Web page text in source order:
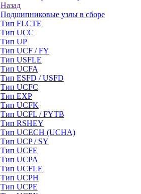
Назад
Подшипниковые узлы в сборе
Тип FLCTE
Тип UCC
Тип UP
Тип UCF / FY
Тип USFLE
Тип UCFA
Тип ESFD / USFD
Тип UCFC
Тип EXP
Тип UCFK
Тип UCFL / FYTB
Тип RSHEY
Тип UCECH (UCHA)
Тип UCP / SY
Тип UCFE
Тип UCPA
Тип UCFLE
Тип UCPH
Тип UCPE